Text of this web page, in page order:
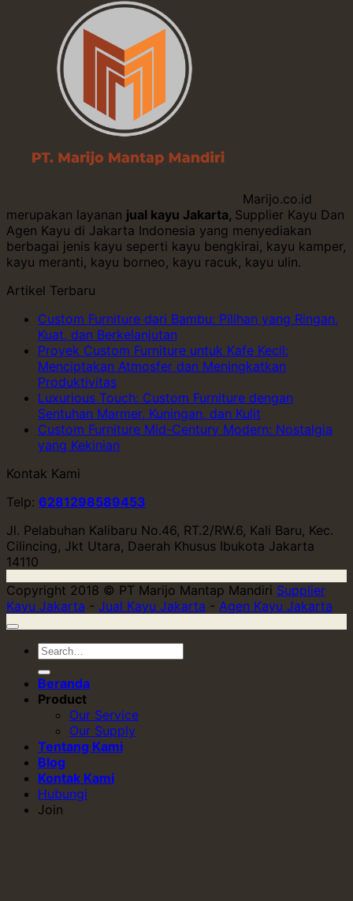
Marijo.co.id
merupakan layanan jual kayu Jakarta, Supplier Kayu Dan
Agen Kayu di Jakarta Indonesia yang menyediakan
berbagai jenis kayu seperti kayu bengkirai, kayu kamper,
kayu meranti, kayu borneo, kayu racuk, kayu ulin.
Artikel Terbaru
Custom Furniture dari Bambu: Pilihan yang Ringan,
Kuat, dan Berkelanjutan
Proyek Custom Furniture untuk Kafe Kecil:
Menciptakan Atmosfer dan Meningkatkan
Produktivitas
Luxurious Touch: Custom Furniture dengan
Sentuhan Marmer, Kuningan, dan Kulit
Custom Furniture Mid-Century Modern: Nostalgia
yang Kekinian
Kontak Kami
Telp: 6281298589453
Jl. Pelabuhan Kalibaru No.46, RT.2/RW.6, Kali Baru, Kec.
Cilincing, Jkt Utara, Daerah Khusus Ibukota Jakarta
14110
Copyright 2018 © PT Marijo Mantap Mandiri Supplier
Kayu Jakarta - Jual Kayu Jakarta - Agen Kayu Jakarta
Beranda
Product
Our Service
Our Supply
Tentang Kami
Blog
Kontak Kami
Hubungi
Join